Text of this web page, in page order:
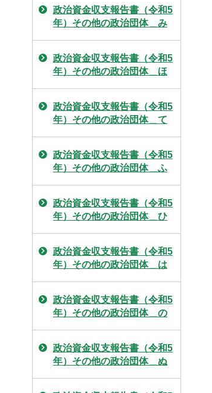
政治資金収支報告書（令和5
年）その他の政治団体＿み
政治資金収支報告書（令和5
年）その他の政治団体＿ほ
政治資金収支報告書（令和5
年）その他の政治団体＿て
政治資金収支報告書（令和5
年）その他の政治団体＿ふ
政治資金収支報告書（令和5
年）その他の政治団体＿ひ
政治資金収支報告書（令和5
年）その他の政治団体＿は
政治資金収支報告書（令和5
年）その他の政治団体＿の
政治資金収支報告書（令和5
年）その他の政治団体＿ぬ